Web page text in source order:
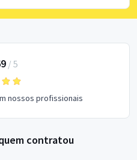
/ 5
nossos profissionais
contratou